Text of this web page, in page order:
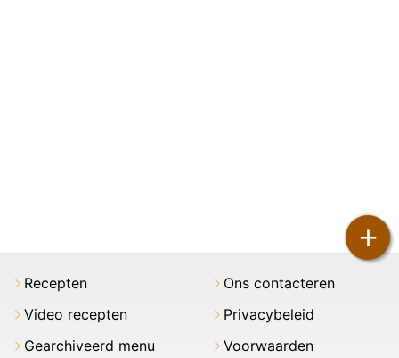
+
Recepten
Video recepten
Gearchiveerd menu
Ons contacteren
Privacybeleid
Voorwaarden